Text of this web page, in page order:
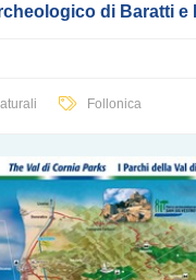
di Baratti
Follonica